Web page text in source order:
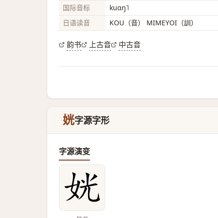
国际音标
kuɑŋ˥
日语读音
KOU（音） MIMEYOI（訓）
韵书 上古音 中古音
姯字源字形
字源演变